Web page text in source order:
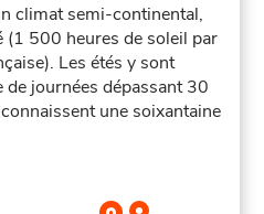
climat semi-continental,
(1 500 heures de soleil par
Les étés y sont
de journées dépassant 30
une soixantaine